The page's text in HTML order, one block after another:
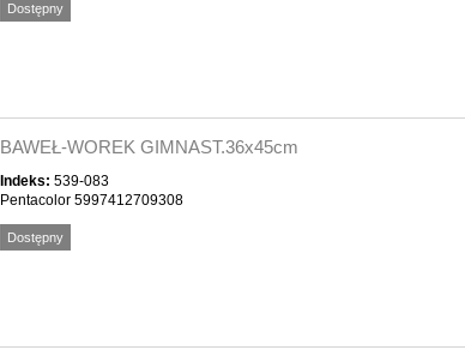
Dostępny
BAWEŁ-WOREK GIMNAST.36x45cm
Indeks: 539-083
Pentacolor 5997412709308
Dostępny